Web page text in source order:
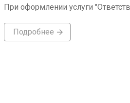
При оформлении услуги
Подробнее